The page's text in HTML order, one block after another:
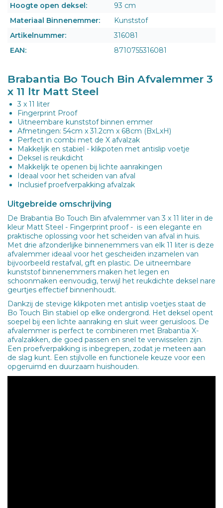
Hoogte open deksel:
93 cm
Materiaal Binnenemmer:
Kunststof
Artikelnummer:
316081
EAN:
8710755316081
Brabantia Bo Touch Bin Afvalemmer 3
x 11 ltr Matt Steel
3 x 11 liter
Fingerprint Proof
Uitneembare kunststof binnen emmer
Afmetingen: 54cm x 31.2cm x 68cm (BxLxH)
Perfect in combi met de X afvalzak
Makkelijk en stabiel - klikpoten met antislip voetje
Deksel is reukdicht
Makkelijk te openen bij lichte aanrakingen
Ideaal voor het scheiden van afval
Inclusief proefverpakking afvalzak
Uitgebreide omschrijving
De Brabantia Bo Touch Bin afvalemmer van 3 x 11 liter in de
kleur Matt Steel - Fingerprint proof - is een elegante en
praktische oplossing voor het scheiden van afval in huis.
Met drie afzonderlijke binnenemmers van elk 11 liter is deze
afvalemmer ideaal voor het gescheiden inzamelen van
bijvoorbeeld restafval, gft en plastic. De uitneembare
kunststof binnenemmers maken het legen en
schoonmaken eenvoudig, terwijl het reukdichte deksel nare
geurtjes effectief binnenhoudt.
Dankzij de stevige klikpoten met antislip voetjes staat de
Bo Touch Bin stabiel op elke ondergrond. Het deksel opent
soepel bij een lichte aanraking en sluit weer geruisloos. De
afvalemmer is perfect te combineren met Brabantia X-
afvalzakken, die goed passen en snel te verwisselen zijn.
Een proefverpakking is inbegrepen, zodat je meteen aan
de slag kunt. Een stijlvolle en functionele keuze voor een
opgeruimd en duurzaam huishouden.